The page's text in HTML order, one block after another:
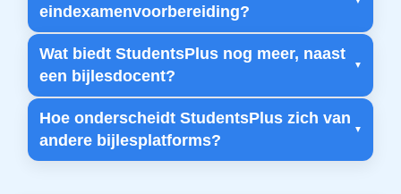
eindexamenvoorbereiding?
Wat biedt StudentsPlus nog meer, naast
een bijlesdocent?
Hoe onderscheidt StudentsPlus zich van
andere bijlesplatforms?